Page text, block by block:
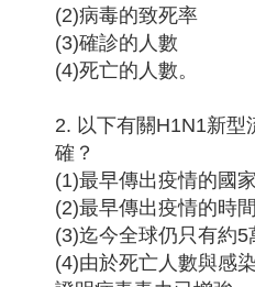
(2)病毒的致死率
(3)確診的人數
(4)死亡的人數。
2. 以下有關H1N1新型
確？
(1)最早傳出疫情的國
(2)最早傳出疫情的時
(3)迄今全球仍只有約5
(4)由於死亡人數與感